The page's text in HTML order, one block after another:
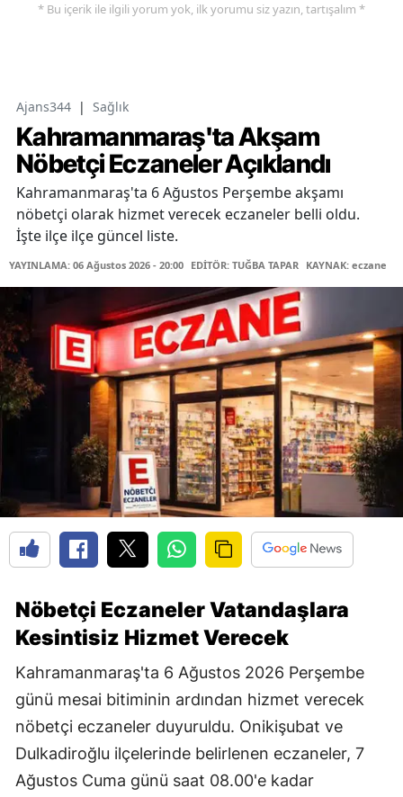
* Bu içerik ile ilgili yorum yok, ilk yorumu siz yazın, tartışalım *
Ajans344 | Sağlık
Kahramanmaraş'ta Akşam
Nöbetçi Eczaneler Açıklandı
Kahramanmaraş'ta 6 Ağustos Perşembe akşamı
nöbetçi olarak hizmet verecek eczaneler belli oldu.
İşte ilçe ilçe güncel liste.
YAYINLAMA: 06 Ağustos 2026 - 20:00 EDİTÖR: TUĞBA TAPAR KAYNAK: eczane
Nöbetçi Eczaneler Vatandaşlara
Kesintisiz Hizmet Verecek
Kahramanmaraş'ta 6 Ağustos 2026 Perşembe
günü mesai bitiminin ardından hizmet verecek
nöbetçi eczaneler duyuruldu. Onikişubat ve
Dulkadiroğlu ilçelerinde belirlenen eczaneler, 7
Ağustos Cuma günü saat 08.00'e kadar